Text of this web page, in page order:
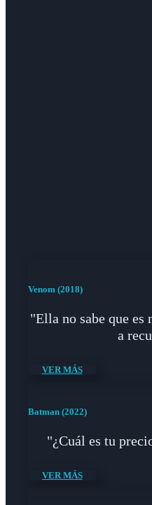
Venom (2018)
"Ella no sabe que es
a
VER MÁS
Batman (2022)
"¿Cuál es tu
VER MÁS